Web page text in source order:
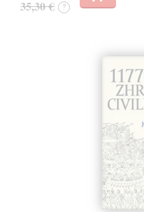
35,30 € ?